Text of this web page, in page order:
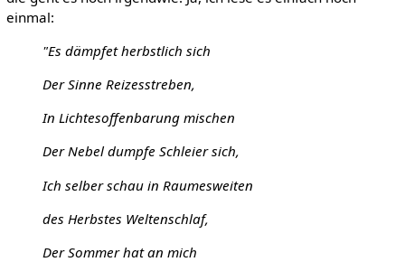
einmal:
"Es dämpfet herbstlich sich
Der Sinne Reizesstreben,
In Lichtesoffenbarung mischen
Der Nebel dumpfe Schleier sich,
Ich selber schau in Raumesweiten
des Herbstes Weltenschlaf,
Der Sommer hat an mich